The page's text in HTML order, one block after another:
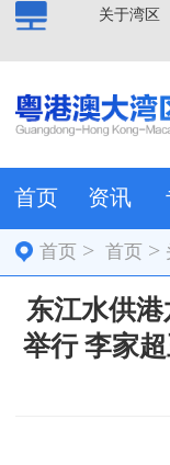
关于湾区
首页 资讯
首页 >首页 >
东江水供
举行 李家